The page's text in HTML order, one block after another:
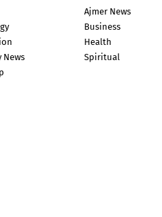
Ajmer News
Business
Health
News
Spiritual